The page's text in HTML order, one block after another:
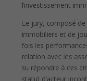
l’investissement
Le jury, composé
immobiliers et de
fois les
relation avec les
su répondre à ces
statut d’acteur